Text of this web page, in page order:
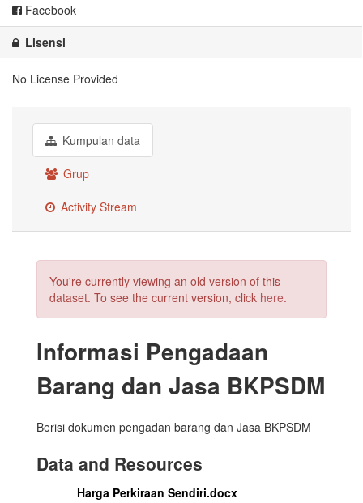
Facebook
Lisensi
No License Provided
Kumpulan data
Grup
Activity Stream
You're currently viewing an old version of this
dataset. To see the current version, click here.
Informasi Pengadaan
Barang dan Jasa BKPSDM
Berisi dokumen pengadan barang dan Jasa BKPSDM
Data and Resources
Harga Perkiraan Sendiri.docx